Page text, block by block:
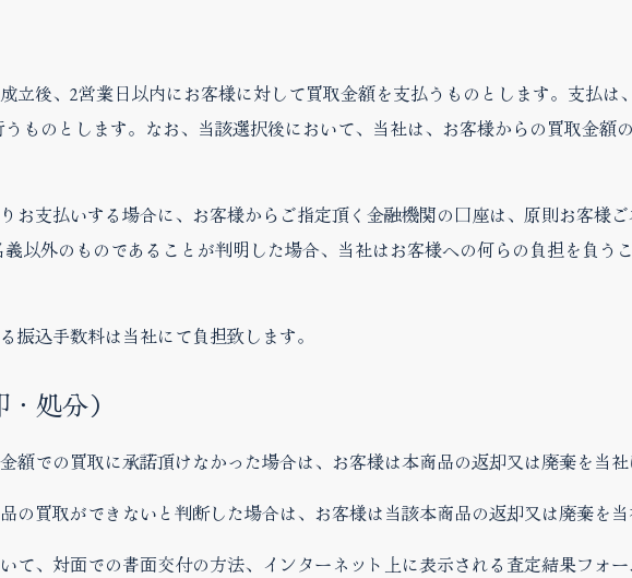
立後、2営業日以内にお客様に対して買取金額を支払うものとします。支払
ものとします。なお、当該選択後において、当社は、お客様からの買取金額
お支払いする場合に、お客様からご指定頂く金融機関の口座は、原則お客様
以外のものであることが判明した場合、当社はお客様への何らの負担を負う
振込手数料は当社にて負担致します。
処分）
額での買取に承諾頂けなかった場合は、お客様は本商品の返却又は廃棄を当社
の買取ができないと判断した場合は、お客様は当該本商品の返却又は廃棄を
て、対面での書面交付の方法、インターネット上に表示される査定結果フォ